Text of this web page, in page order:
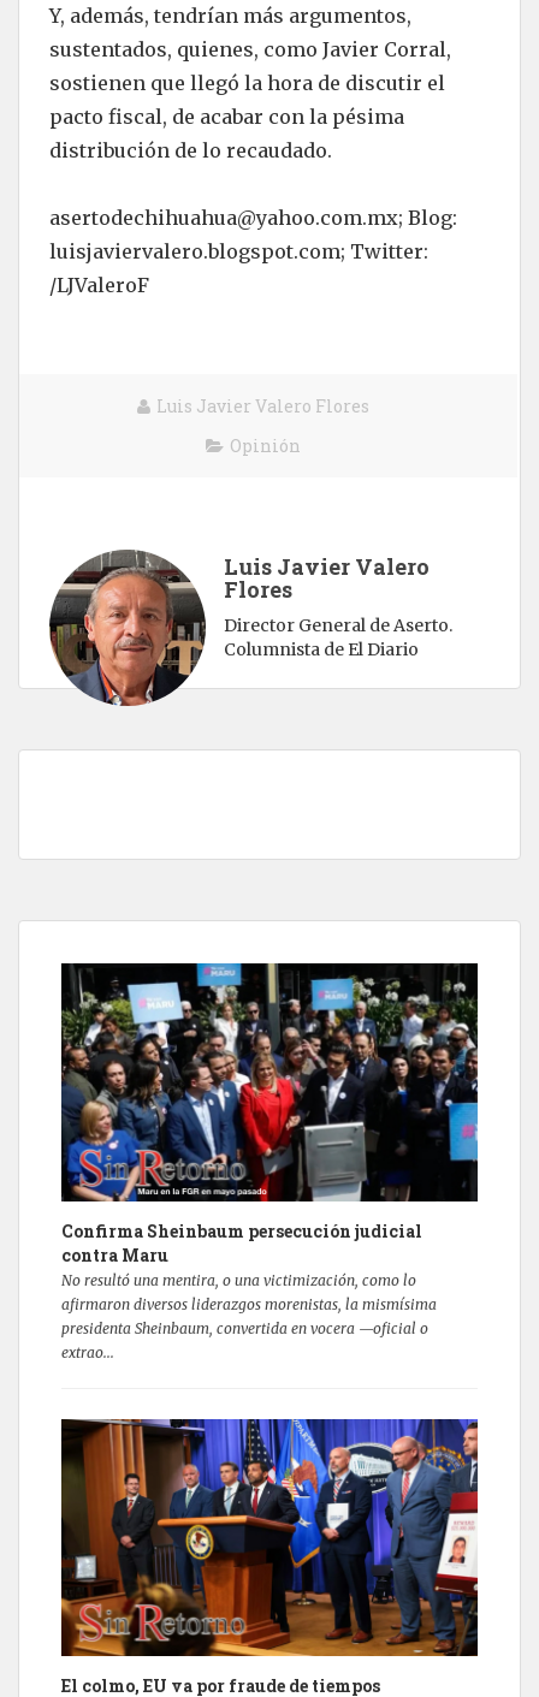
Y, además, tendrían más argumentos,
sustentados, quienes, como Javier Corral,
sostienen que llegó la hora de discutir el
pacto fiscal, de acabar con la pésima
distribución de lo recaudado.
asertodechihuahua@yahoo.com.mx; Blog:
luisjaviervalero.blogspot.com; Twitter:
/LJValeroF
Luis Javier Valero Flores
Opinión
Luis Javier Valero
Flores
Director General de Aserto.
Columnista de El Diario
Confirma Sheinbaum persecución judicial
contra Maru
No resultó una mentira, o una victimización, como lo
afirmaron diversos liderazgos morenistas, la mismísima
presidenta Sheinbaum, convertida en vocera —oficial o
extrao...
El colmo, EU va por fraude de tiempos